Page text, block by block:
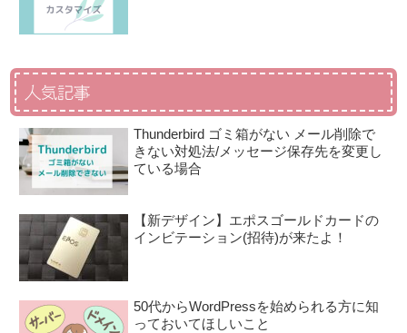
人気記事
Thunderbird ゴミ箱がない メール削除で
きない対処法/メッセージ保存先を変更し
ている場合
【新デザイン】エポスゴールドカードの
インビテーション(招待)が来たよ！
50代からWordPressを始められる方に知
っておいてほしいこと